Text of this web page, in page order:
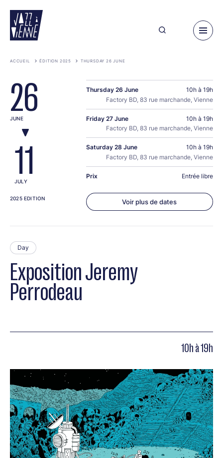
main
content
ACCUEIL ÉDITION 2025 THURSDAY 26 JUNE
Exposition Jeremy
Perrodeau
Day
10h à 19h
26
JUNE
11
JULY
2025 EDITION
Thursday 26 June
10h à 19h
Factory BD, 83 rue marchande, Vienne
Friday 27 June
10h à 19h
Factory BD, 83 rue marchande, Vienne
Saturday 28 June
10h à 19h
Factory BD, 83 rue marchande, Vienne
Prix Entrée libre
Voir plus de dates